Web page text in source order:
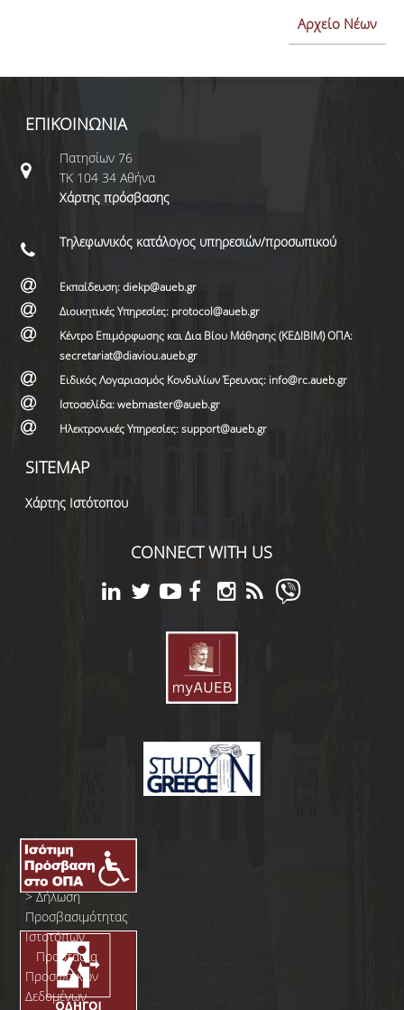
Αρχείο Νέων
ΕΠΙΚΟΙΝΩΝΙΑ
Πατησίων 76
ΤΚ 104 34 Αθήνα
Χάρτης πρόσβασης
Τηλεφωνικός κατάλογος υπηρεσιών/προσωπικού
Εκπαίδευση: diekp@aueb.gr
Διοικητικές Υπηρεσίες: protocol@aueb.gr
Κέντρο Επιμόρφωσης και Δια Βίου Μάθησης (ΚΕΔΙΒΙΜ) ΟΠΑ:
secretariat@diaviou.aueb.gr
Ειδικός Λογαριασμός Κονδυλίων Έρευνας: info@rc.aueb.gr
Ιστοσελίδα: webmaster@aueb.gr
Ηλεκτρονικές Υπηρεσίες: support@aueb.gr
SITEMAP
Χάρτης Ιστότοπου
CONNECT WITH US
>Δήλωση
Προσβασιμότητας
Ιστοτόπων
Προστασία
Προσωπικών
Δεδομένων